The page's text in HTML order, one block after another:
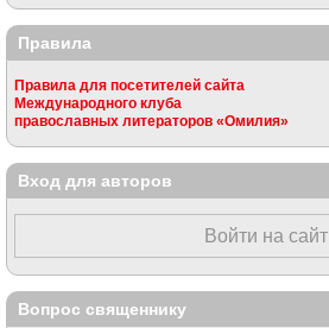
Правила
Правила для посетителей сайта
Международного клуба
православных литераторов «Омилия»
Вход для авторов
Войти на сайт
Вопрос священнику